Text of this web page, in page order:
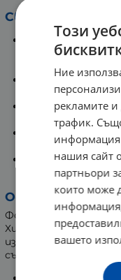
Свойства на
Почиства
без да уврежда
замърсяванията.
Поддържа свеж
съставки, които
Насърчава
и аромат,
Лесна за
усещане за
Подпомага
млечните зъби
Основните
Формулата е
Хиос, извличана от
използва от векове
също:
Този
Ние
рекламите
трафик.
информация
нашия сайт
партньори
които може
вашето